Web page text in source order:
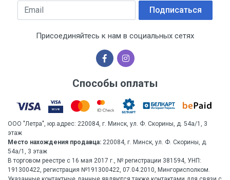
Email Подписаться
Присоединяйтесь к нам в социальных сетях
Способы оплаты
ООО "Летра", юр.адрес: 220084, г. Минск, ул. Ф. Скорины, д. 54а/1, 3
этаж
Место нахождения продавца: 220084, г. Минск, ул. Ф. Скорины, д.
54а/1, 3 этаж
В торговом реестре с 16 мая 2017 г., № регистрации 381594, УНП:
191300422, регистрация №191300422, 07.04.2010, Мингорисполком.